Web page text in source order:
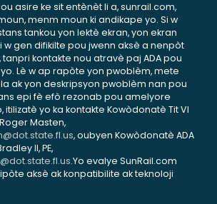
asire ke sit entènèt li a, sunrail.com,
menm moun ki andikape yo. Si w
tankou yon lektè ekran, yon ekran
w gen difikilte pou jwenn aksè a nenpòt
tanpri kontakte nou atravè paj ADA pou
Lè w ap rapòte yon pwoblèm, mete
ak yon deskripsyon pwoblèm nan pou
epi fè efò rezonab pou amelyore
itilizatè yo ka kontakte Kowòdonatè Tit VI
Masten,
, oubyen Kowòdonatè ADA
II, PE,
.Yo evalye SunRail.com
aksè ak konpatibilite ak teknoloji